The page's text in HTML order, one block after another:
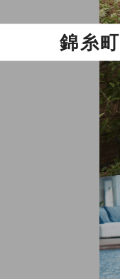
錦糸町